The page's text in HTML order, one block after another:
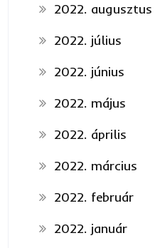
2022. augusztus
2022. július
2022. június
2022. május
2022. április
2022. március
2022. február
2022. január